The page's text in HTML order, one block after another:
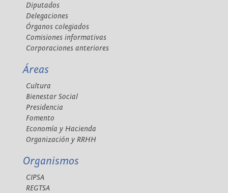
Diputados
Delegaciones
Órganos colegiados
Comisiones informativas
Corporaciones anteriores
Áreas
Cultura
Bienestar Social
Presidencia
Fomento
Economía y Hacienda
Organización y RRHH
Organismos
CIPSA
REGTSA